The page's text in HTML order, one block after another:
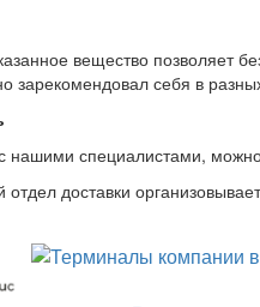
вещество позволяет
зарекомендовал себя в
нашими специалистами,
доставки